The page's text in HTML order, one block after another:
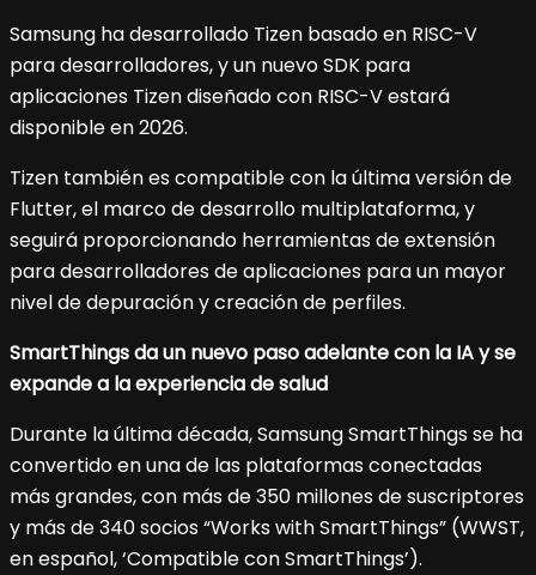
Samsung ha desarrollado Tizen basado en RISC-V
para desarrolladores, y un nuevo SDK para
aplicaciones Tizen diseñado con RISC-V estará
disponible en 2026.
Tizen también es compatible con la última versión de
Flutter, el marco de desarrollo multiplataforma, y
seguirá proporcionando herramientas de extensión
para desarrolladores de aplicaciones para un mayor
nivel de depuración y creación de perfiles.
SmartThings da un nuevo paso adelante con la IA y se
expande a la experiencia de salud
Durante la última década, Samsung SmartThings se ha
convertido en una de las plataformas conectadas
más grandes, con más de 350 millones de suscriptores
y más de 340 socios “Works with SmartThings” (WWST,
en español, ‘Compatible con SmartThings’).